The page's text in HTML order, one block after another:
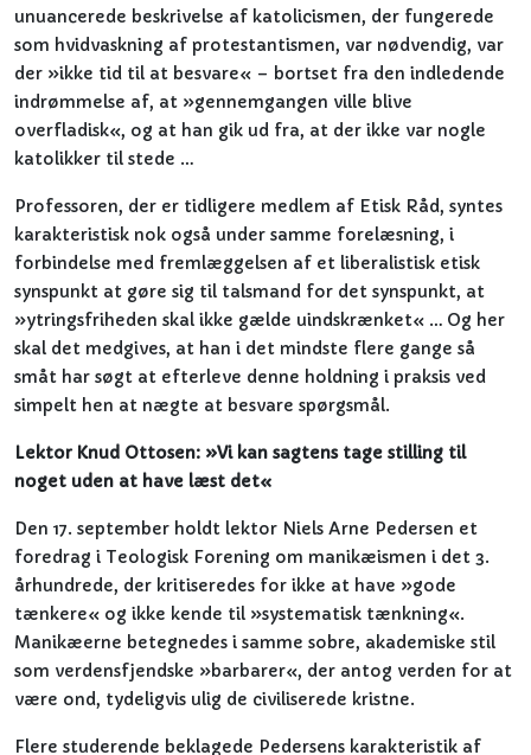
unuancerede beskrivelse af katolicismen, der fungerede
som hvidvaskning af protestantismen, var nødvendig, var
der »ikke tid til at besvare« – bortset fra den indledende
indrømmelse af, at »gennemgangen ville blive
overfladisk«, og at han gik ud fra, at der ikke var nogle
katolikker til stede …
Professoren, der er tidligere medlem af Etisk Råd, syntes
karakteristisk nok også under samme forelæsning, i
forbindelse med fremlæggelsen af et liberalistisk etisk
synspunkt at gøre sig til talsmand for det synspunkt, at
»ytringsfriheden skal ikke gælde uindskrænket« … Og her
skal det medgives, at han i det mindste flere gange så
småt har søgt at efterleve denne holdning i praksis ved
simpelt hen at nægte at besvare spørgsmål.
Lektor Knud Ottosen: »Vi kan sagtens tage stilling til
noget uden at have læst det«
Den 17. september holdt lektor Niels Arne Pedersen et
foredrag i Teologisk Forening om manikæismen i det 3.
århundrede, der kritiseredes for ikke at have »gode
tænkere« og ikke kende til »systematisk tænkning«.
Manikæerne betegnedes i samme sobre, akademiske stil
som verdensfjendske »barbarer«, der antog verden for at
være ond, tydeligvis ulig de civiliserede kristne.
Flere studerende beklagede Pedersens karakteristik af